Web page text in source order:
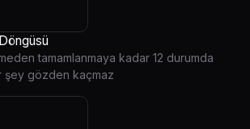
tamamlanmaya kadar 12 durumda
gözden kaçmaz